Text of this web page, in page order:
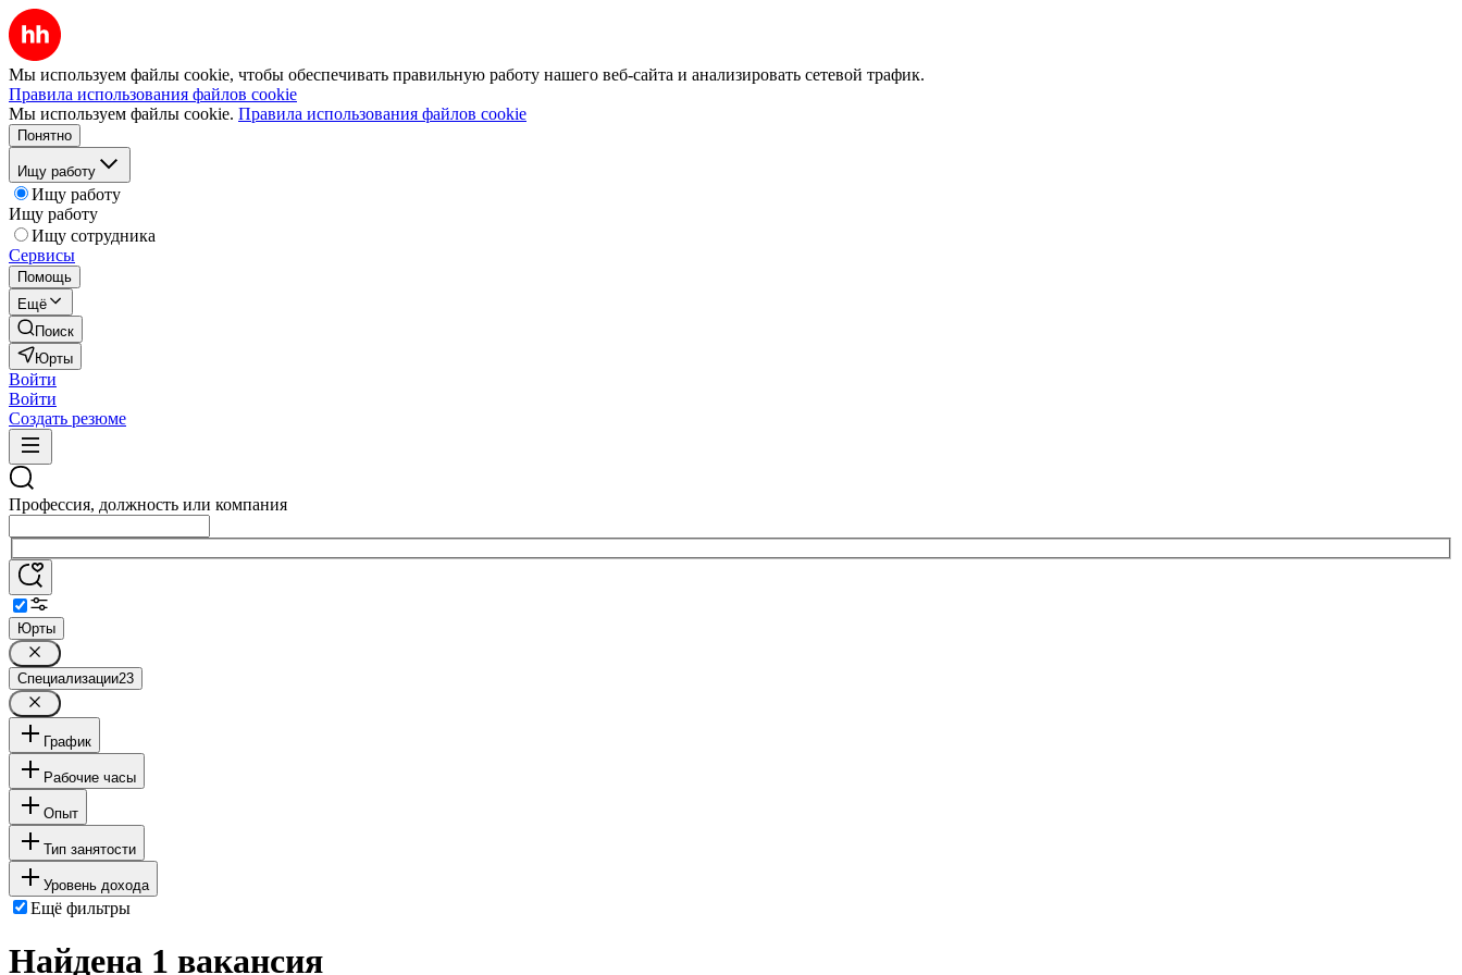
Мы используем файлы cookie, чтобы обеспечивать правильную работу нашего веб-сайта и анализировать сетевой трафик.
Правила использования файлов cookie
Мы используем файлы cookie. Правила использования файлов cookie
Понятно
Ищу работу
Ищу работу
Ищу работу
Ищу сотрудника
Сервисы
Помощь
Ещё
Поиск
Юрты
Войти
Войти
Создать резюме
Профессия, должность или компания
Юрты
Специализации23
График
Рабочие часы
Опыт
Тип занятости
Уровень дохода
Ещё фильтры
Найдена 1 вакансия